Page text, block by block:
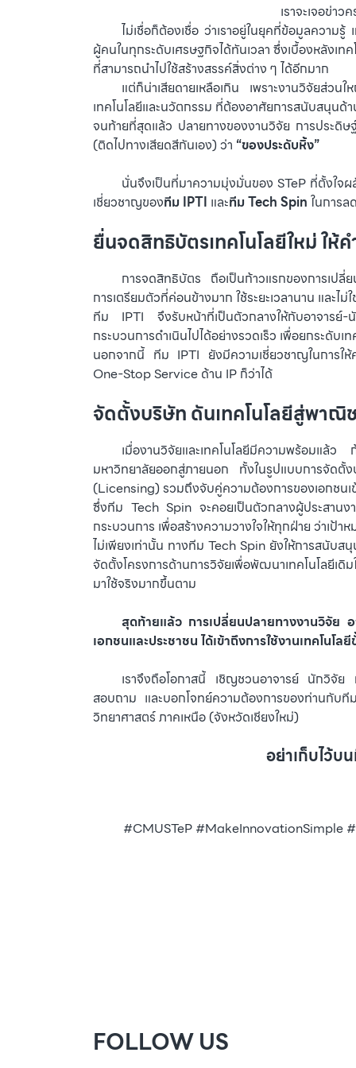
เราจะเจอข่า
ไม่เชื่อก็ต้องเชื่อ ว่าเราอยู่ในยุคที่ข้อมูลความ
ผู้คนในทุกระดับเศรษฐกิจได้ทันเวลา ซึ่งเบื้องหลังเท
ที่สามารถนำไปใช้สร้างสรรค์สิ่งต่าง ๆ ได้อีกมาก
⠀⠀⠀แต่ก็น่าเสียดายเหลือเกิน เพราะงานวิจัยส่ว
เทคโนโลยีและนวัตกรรม ที่ต้องอาศัยการสนับสนุนด้
จนท้ายที่สุดแล้ว ปลายทางของงานวิจัย การประดิ
(ติดไปทางเสียดสีกันเอง) ว่า “ของประดับหิ้ง”
⠀⠀⠀นั่นจึงเป็นที่มาความมุ่งมั่นของ STeP ที่ตั้งใจผ
เชี่ยวชาญของทีม IPTI และทีม Tech Spin ในการล
ยื่นจดสิทธิบัตรเทคโนโลยีใหม่ ใ
⠀⠀⠀การจดสิทธิบัตร ถือเป็นก้าวแรกของการเป
การเตรียมตัวที่ค่อนข้างมาก ใช้ระยะเวลานาน และไ
ทีม IPTI จึงรับหน้าที่เป็นตัวกลางให้กับอาจารย์-
กระบวนการดำเนินไปได้อย่างรวดเร็ว เพื่อยกระดับ
นอกจากนี้ ทีม IPTI ยังมีความเชี่ยวชาญในการให้
One-Stop Service ด้าน IP ก็ว่าได้
จัดตั้งบริษัท ดันเทคโนโลยีสู่พาณิ
⠀⠀⠀เมื่องานวิจัยและเทคโนโลยีมีความพร้อมแล้
มหาวิทยาลัยออกสู่ภายนอก ทั้งในรูปแบบการจัดตั้ง
(Licensing) รวมถึงจับคู่ความต้องการของเอกชน
ซึ่งทีม Tech Spin จะคอยเป็นตัวกลางผู้ประสานง
กระบวนการ เพื่อสร้างความวางใจให้ทุกฝ่าย ว่าเป้า
ไม่เพียงเท่านั้น ทางทีม Tech Spin ยังให้การสนับ
จัดตั้งโครงการด้านการวิจัยเพื่อพัฒนาเทคโนโลยีเ
มาใช้จริงมากขึ้นตาม
สุดท้ายแล้ว การเปลี่ยนปลายทางงานวิจัย
เอกชนและประชาชน ได้เข้าถึงการใช้งานเทคโน
⠀⠀⠀เราจึงถือโอกาสนี้ เชิญชวนอาจารย์ นักวิจั
สอบถาม และบอกโจทย์ความต้องการของท่านกั
วิทยาศาสตร์ ภาคเหนือ (จังหวัดเชียงใหม่)
อย่าเก็บไว้บน
#CMUSTeP
FOLLOW US